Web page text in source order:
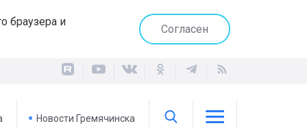
браузера и
Согласен
Новости Гремячинска